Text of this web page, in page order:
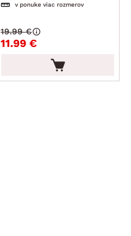
v ponuke viac rozmerov
11.99 €
19.99 €